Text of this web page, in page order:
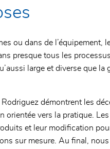
ou dans de l’équipement,
presque tous les
large et diverse que la
démontrent les
orientée vers la pratique.
et leur modification
sur mesure. Au final,